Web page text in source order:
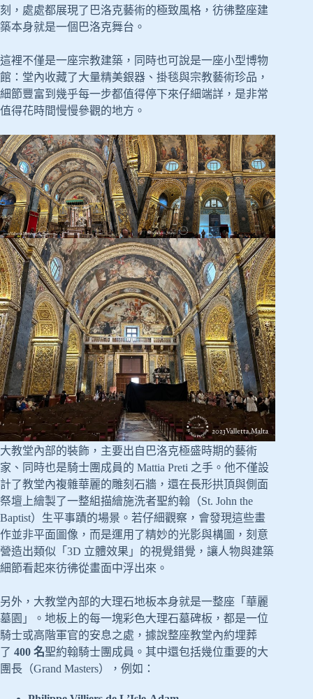
刻，處處都展現了巴洛克藝術的極致風格，彷彿整座建
築本身就是一個巴洛克舞台。
這裡不僅是一座宗教建築，同時也可說是一座小型博物
館：堂內收藏了大量精美銀器、掛毯與宗教藝術珍品，
細節豐富到幾乎每一步都值得停下來仔細端詳，是非常
值得花時間慢慢參觀的地方。
大教堂內部的裝飾，主要出自巴洛克極盛時期的藝術
家、同時也是騎士團成員的 Mattia Preti 之手。他不僅設
計了教堂內複雜華麗的雕刻石牆，還在長形拱頂與側面
祭壇上繪製了一整組描繪施洗者聖約翰（St. John the
Baptist）生平事蹟的場景。若仔細觀察，會發現這些畫
作並非平面圖像，而是運用了精妙的光影與構圖，刻意
營造出類似「3D 立體效果」的視覺錯覺，讓人物與建築
細節看起來彷彿從畫面中浮出來。
另外，大教堂內部的大理石地板本身就是一整座「華麗
墓園」。地板上的每一塊彩色大理石墓碑板，都是一位
騎士或高階軍官的安息之處，據說整座教堂內約埋葬
了 400 名聖約翰騎士團成員。其中還包括幾位重要的大
團長（Grand Masters），例如：